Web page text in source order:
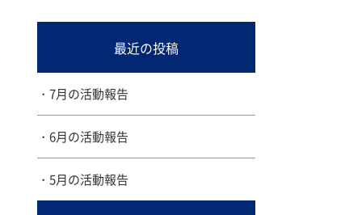
最近の投稿
7月の活動報告
6月の活動報告
5月の活動報告